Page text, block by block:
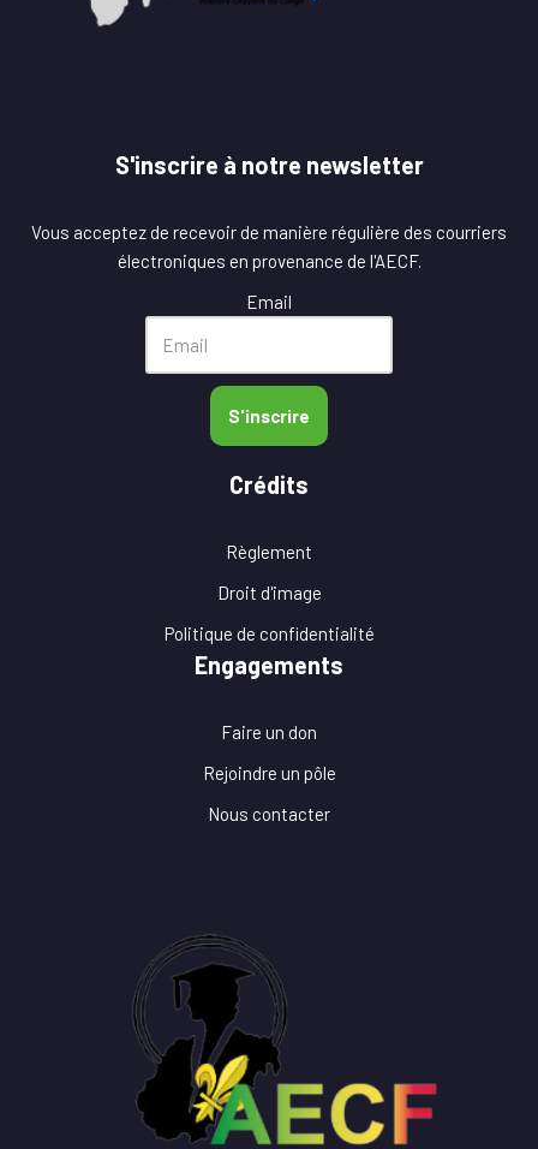
S'inscrire à notre newsletter
Vous acceptez de recevoir de manière régulière des courriers
électroniques en provenance de l'AECF.
Email
S'inscrire
Crédits
Règlement
Droit d'image
Politique de confidentialité
Engagements
Faire un don
Rejoindre un pôle
Nous contacter